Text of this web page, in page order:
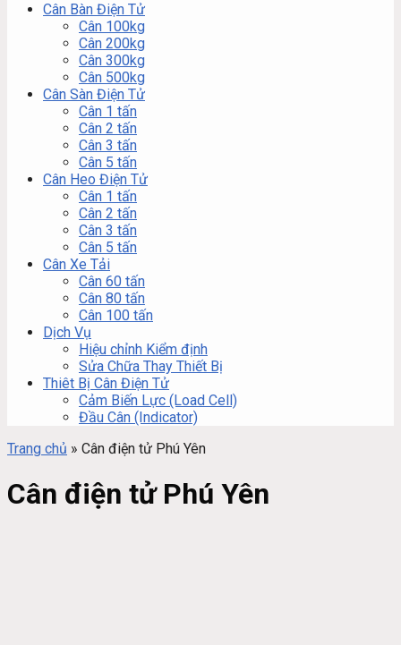
Cân Bàn Điện Tử
Cân 100kg
Cân 200kg
Cân 300kg
Cân 500kg
Cân Sàn Điện Tử
Cân 1 tấn
Cân 2 tấn
Cân 3 tấn
Cân 5 tấn
Cân Heo Điện Tử
Cân 1 tấn
Cân 2 tấn
Cân 3 tấn
Cân 5 tấn
Cân Xe Tải
Cân 60 tấn
Cân 80 tấn
Cân 100 tấn
Dịch Vụ
Hiệu chỉnh Kiểm định
Sửa Chữa Thay Thiết Bị
Thiêt Bị Cân Điện Tử
Cảm Biến Lực (Load Cell)
Đầu Cân (Indicator)
Trang chủ » Cân điện tử Phú Yên
Cân điện tử Phú Yên